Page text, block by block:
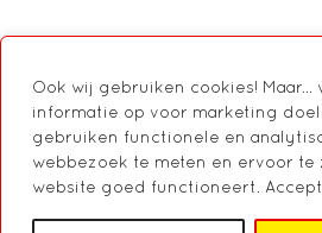
Ook wij gebruiken cookies! Maar...
informatie op voor marketing
gebruiken functionele en
webbezoek te meten en ervoor
website goed functioneert.